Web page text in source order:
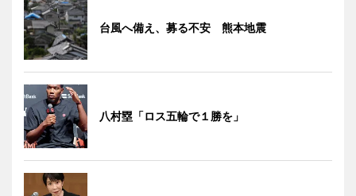
台風へ備え、募る不安 熊本地震
八村塁「ロス五輪で１勝を」